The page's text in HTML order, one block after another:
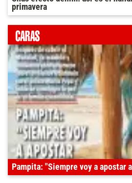
primavera
Pampita: "Siempre voy a apostar